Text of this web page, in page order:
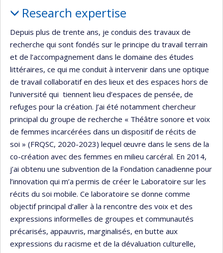
Research expertise
Depuis plus de trente ans, je conduis des travaux de
recherche qui sont fondés sur le principe du travail terrain
et de l’accompagnement dans le domaine des études
littéraires, ce qui me conduit à intervenir dans une optique
de travail collaboratif en des lieux et des espaces hors de
l’université qui tiennent lieu d’espaces de pensée, de
refuges pour la création. J’ai été notamment chercheur
principal du groupe de recherche « Théâtre sonore et voix
de femmes incarcérées dans un dispositif de récits de
soi » (FRQSC, 2020-2023) lequel œuvre dans le sens de la
co-création avec des femmes en milieu carcéral. En 2014,
j’ai obtenu une subvention de la Fondation canadienne pour
l’innovation qui m’a permis de créer le Laboratoire sur les
récits du soi mobile. Ce laboratoire se donne comme
objectif principal d’aller à la rencontre des voix et des
expressions informelles de groupes et communautés
précarisés, appauvris, marginalisés, en butte aux
expressions du racisme et de la dévaluation culturelle,